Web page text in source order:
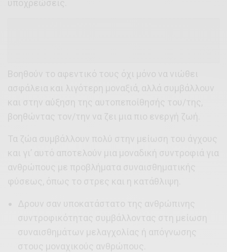
Βοηθούν το αφεντικό τους όχι μόνο να νιώθει
ασφάλεια και λιγότερη μοναξιά, αλλά συμβάλλουν
και στην αύξηση της αυτοπεποίθησής του/της,
βοηθώντας τον/την να ζει μια πιο ενεργή ζωή.
Τα ζώα συμβάλλουν πολύ στην μείωση του άγχους
και γι’ αυτό αποτελούν μια μοναδική συντροφιά για
ανθρώπους με προβλήματα συναισθηματικής
φύσεως, όπως το στρες και η κατάθλιψη.
Δρουν σαν υποκατάστατο της ανθρώπινης
συντροφικότητας συμβάλλοντας στη μείωση
συναισθημάτων μελαγχολίας ή απόγνωσης
στους μοναχικούς ανθρώπους.